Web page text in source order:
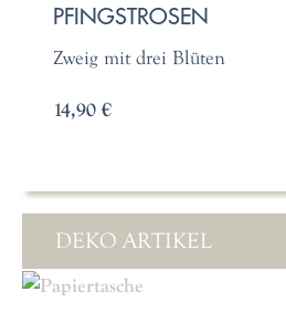
PFINGSTROSEN
Zweig mit drei Blüten
14,90 €
DEKO ARTIKEL